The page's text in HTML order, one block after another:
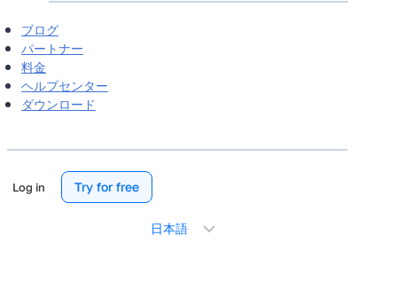
ブログ
パートナー
料金
ヘルプセンター
ダウンロード
Log in Try for free